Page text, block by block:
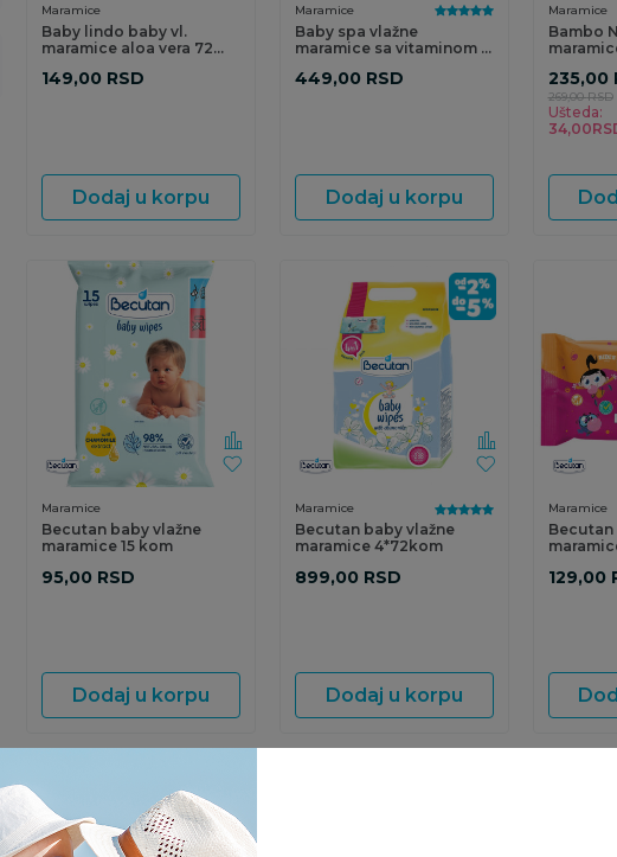
Maramice
Baby lindo baby vl.
maramice aloa vera 72
149,00 RSD
Dodaj u korpu
Maramice
Baby spa vlažne
maramice sa vitaminom E
449,00 RSD
Dodaj u korpu
Maramice
Bambo
235,00
269,00 RSD
Ušteda:
34,00
Maramice
Becutan baby vlažne
maramice 15 kom
95,00 RSD
Dodaj u korpu
Maramice
Becutan baby vlažne
maramice 4*72kom
899,00 RSD
Dodaj u korpu
Maramice
Becutan
129,00